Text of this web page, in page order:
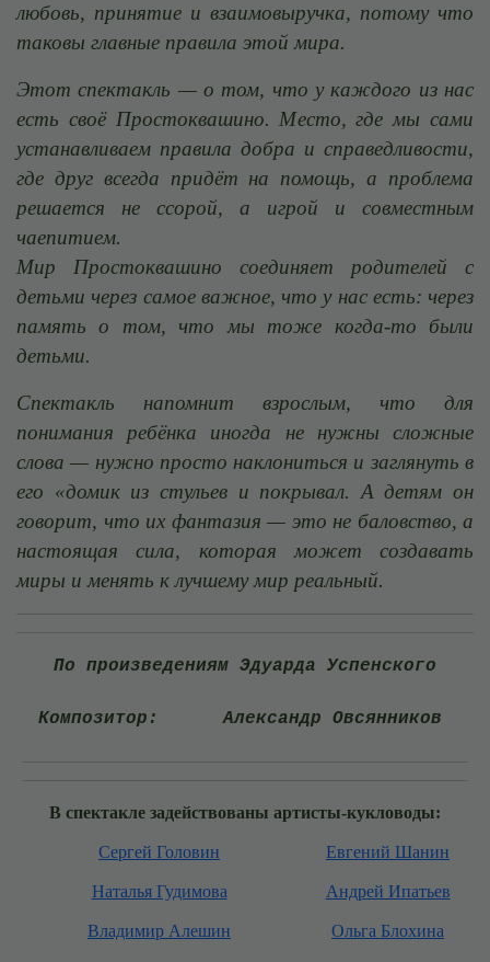
любовь, принятие и взаимовыручка, потому что
таковы главные правила этой мира.
Этот спектакль — о том, что у каждого из нас
есть своё Простоквашино. Место, где мы сами
устанавливаем правила добра и справедливости,
где друг всегда придёт на помощь, а проблема
решается не ссорой, а игрой и совместным
чаепитием.
Мир Простоквашино соединяет родителей с
детьми через самое важное, что у нас есть: через
память о том, что мы тоже когда-то были
детьми.
Спектакль напомнит взрослым, что для
понимания ребёнка иногда не нужны сложные
слова — нужно просто наклониться и заглянуть в
его «домик из стульев и покрывал. А детям он
говорит, что их фантазия — это не баловство, а
настоящая сила, которая может создавать
миры и менять к лучшему мир реальный.
По произведениям Эдуарда Успенского
Композитор: Александр Овсянников
В спектакле задействованы артисты-кукловоды:
Сергей Головин Евгений Шанин
Наталья Гудимова Андрей Ипатьев
Владимир Алешин Ольга Блохина